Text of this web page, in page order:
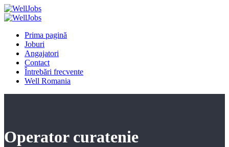
Prima pagină
Joburi
Angajatori
Contact
Întrebări frecvente
Well Romania
Operator curatenie